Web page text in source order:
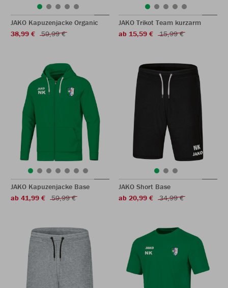
JAKO Kapuzenjacke Organic
38,99 €
59,99 €
JAKO Trikot Team kurzarm
ab 15,59 €
15,99 €
JAKO Kapuzenjacke Base
ab 41,99 €
59,99 €
JAKO Short Base
ab 20,99 €
34,99 €